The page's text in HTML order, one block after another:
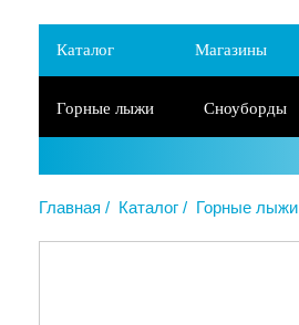
Каталог Магазины
Горные лыжи Сноуборды
Главная Каталог Горные лыжи